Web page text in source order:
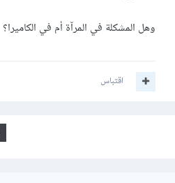
وهل المشكلة في المرآة أم في الكاميرا؟
اقتباس